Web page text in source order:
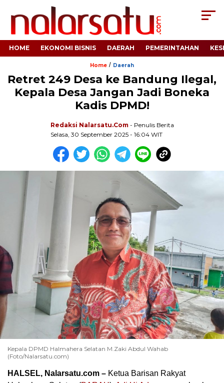
HOME EKONOMI BISNIS DAERAH PEMERINTAHAN
Home / Daerah
Retret 249 Desa ke Bandung Ilegal,
Kepala Desa Jangan Jadi Boneka
Kadis DPMD!
Redaksi Nalarsatu.com - Penulis Berita
Selasa, 30 September 2025 - 16:04 WIT
Kepala DPMD Halmahera Selatan M.Zaki Abdul Wahab
(Foto/Nalarsatu.com)
HALSEL, Nalarsatu.com – Ketua Barisan Rakyat